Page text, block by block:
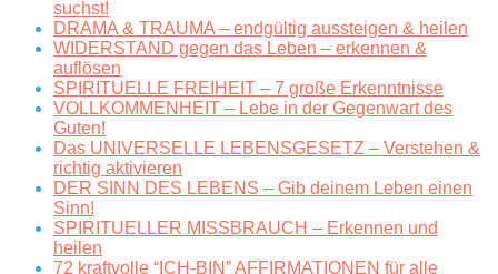
suchst!
DRAMA & TRAUMA – endgültig aussteigen & heilen
WIDERSTAND gegen das Leben – erkennen &
auflösen
SPIRITUELLE FREIHEIT – 7 große Erkenntnisse
VOLLKOMMENHEIT – Lebe in der Gegenwart des
Guten!
Das UNIVERSELLE LEBENSGESETZ – Verstehen &
richtig aktivieren
DER SINN DES LEBENS – Gib deinem Leben einen
Sinn!
SPIRITUELLER MISSBRAUCH – Erkennen und
heilen
72 kraftvolle “ICH-BIN” AFFIRMATIONEN für alle